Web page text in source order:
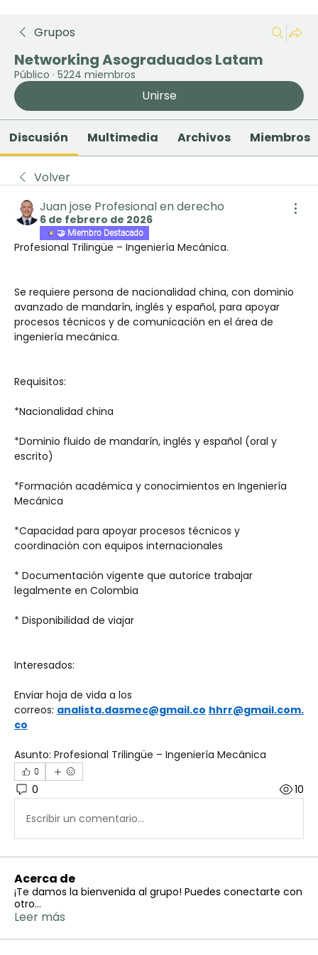
Grupos
Networking Asograduados Latam
Público · 5224 miembros
Unirse
Discusión Multimedia Archivos Miembros
Volver
Juan jose Profesional en derecho
6 de febrero de 2026
🤝 Miembro Destacado
Profesional Trilingüe – Ingeniería Mecánica.
Se requiere persona de nacionalidad china, con dominio
avanzado de mandarín, inglés y español, para apoyar
procesos técnicos y de comunicación en el área de
ingeniería mecánica.
Requisitos:
*Nacionalidad china
*Dominio fluido de mandarín, inglés y español (oral y
escrito)
*Formación académica y conocimientos en Ingeniería
Mecánica
*Capacidad para apoyar procesos técnicos y
coordinación con equipos internacionales
* Documentación vigente que autorice trabajar
legalmente en Colombia
* Disponibilidad de viajar
Interesados:
Enviar hoja de vida a los
correos: analista.dasmec@gmail.co hhrr@gmail.com.
co
Asunto: Profesional Trilingüe – Ingeniería Mecánica
0
0 10
Escribir un comentario...
Acerca de
¡Te damos la bienvenida al grupo! Puedes conectarte con
otro...
Leer más